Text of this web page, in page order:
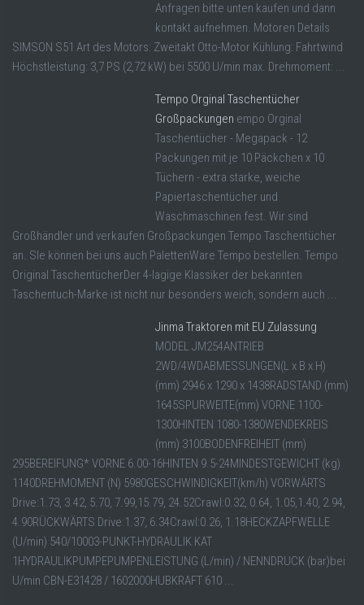
Anfragen bitte unten kaufen und dann
kontakt aufnehmen. Motoren Details
SIMSON S51 Art des Motors: Zweitakt Otto-Motor Kühlung: Fahrtwind
Höchstleistung: 3,7 PS (2,72 kW) bei 5500 U/min max. Drehmoment: ...
Tempo Orginal Taschentücher
Großpackungen empo Orginal
Taschentücher - Megapack - 12
Packungen mit je 10 Päckchen x 10
Tüchern - extra starke, weiche
Papiertaschentücher und
Waschmaschinen fest. Wir sind
Großhändler und verkaufen Großpackungen Tempo Taschentücher
an. SIe können bei uns auch PalettenWare Tempo bestellen. Tempo
Original TaschentücherDer 4-lagige Klassiker der bekannten
Taschentuch-Marke ist nicht nur besonders weich, sondern auch ...
Jinma Traktoren mit EU Zulassung
MODEL JM254ANTRIEB
2WD/4WDABMESSUNGEN(L x B x H)
(mm) 2946 x 1290 x 1438RADSTAND (mm)
1645SPURWEITE(mm) VORNE 1100-
1300HINTEN 1080-1380WENDEKREIS
(mm) 3100BODENFREIHEIT (mm)
295BEREIFUNG* VORNE 6.00-16HINTEN 9.5-24MINDESTGEWICHT (kg)
1140DREHMOMENT (N) 5980GESCHWINDIGKEIT(km/h) VORWÄRTS
Drive:1.73, 3.42, 5.70, 7.99,15.79, 24.52Crawl:0.32, 0.64, 1.05,1.40, 2.94,
4.90RÜCKWÄRTS Drive:1.37, 6.34Crawl:0.26, 1.18HECKZAPFWELLE
(U/min) 540/10003-PUNKT-HYDRAULIK KAT
1HYDRAULIKPUMPEPUMPENLEISTUNG (L/min) / NENNDRUCK (bar)bei
U/min CBN-E31428 / 1602000HUBKRAFT 610 ...